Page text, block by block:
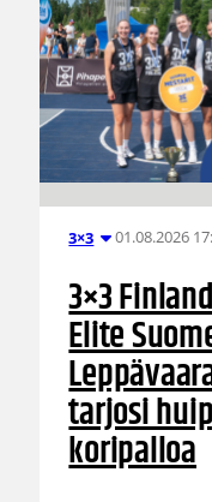
3×3 01.08.2026
3×3
Elite
tarjosi
koripalloa